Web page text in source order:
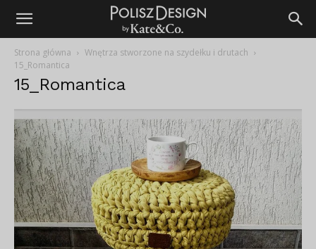
Strona główna
Wnętrza stworzone na szydełku i drutach
15_Romantica
15_Romantica